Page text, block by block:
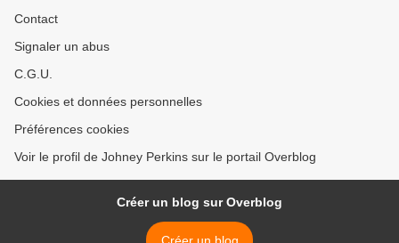
Contact
Signaler un abus
C.G.U.
Cookies et données personnelles
Préférences cookies
Voir le profil de Johney Perkins sur le portail Overblog
Créer un blog sur Overblog